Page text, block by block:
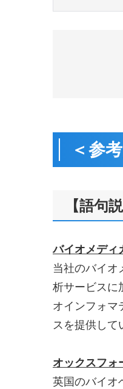
＜参
【語句
バイオメディ
当社のバイオ
析サービスに
オインフォマ
スを提供して
オックスフォ
英国のバイオ